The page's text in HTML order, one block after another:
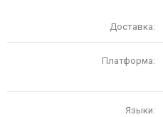
Доставка:
Платформа:
Языки: